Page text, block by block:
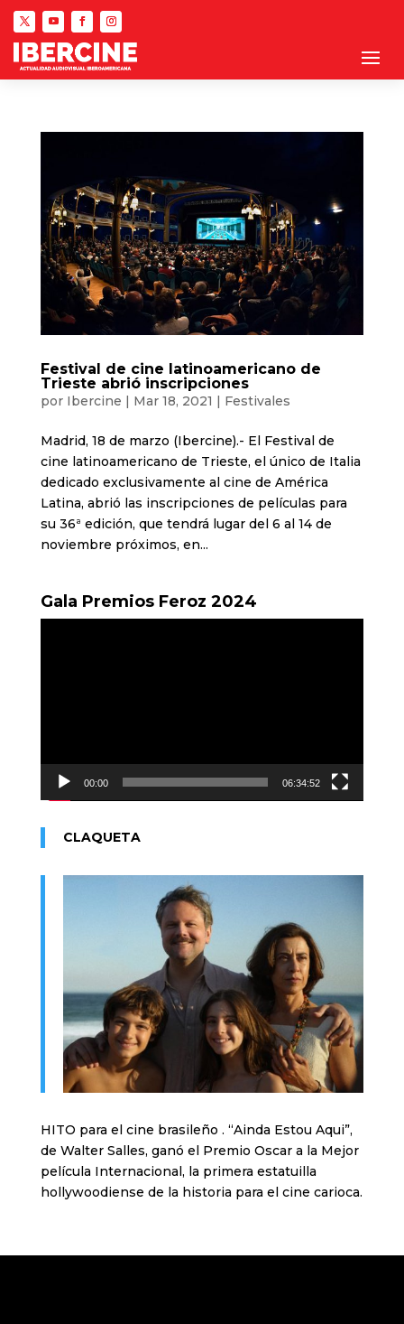
Festival de cine latinoamericano de
Trieste abrió inscripciones
por Ibercine | Mar 18, 2021 | Festivales
Madrid, 18 de marzo (Ibercine).- El Festival de
cine latinoamericano de Trieste, el único de Italia
dedicado exclusivamente al cine de América
Latina, abrió las inscripciones de películas para
su 36ª edición, que tendrá lugar del 6 al 14 de
noviembre próximos, en...
Gala Premios Feroz 2024
00:00 06:34:52
CLAQUETA
HITO para el cine brasileño . “Ainda Estou Aqui”,
de Walter Salles, ganó el Premio Oscar a la Mejor
película Internacional, la primera estatuilla
hollywoodiense de la historia para el cine carioca.